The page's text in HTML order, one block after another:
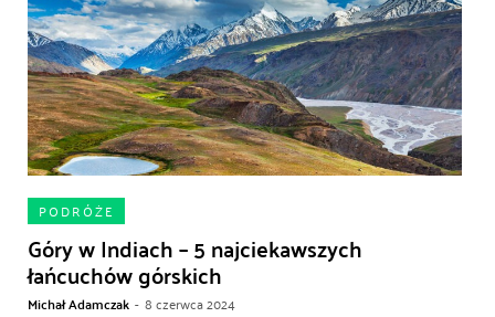
PODRÓŻE
Góry w Indiach – 5 najciekawszych
łańcuchów górskich
Michał Adamczak - 8 czerwca 2024